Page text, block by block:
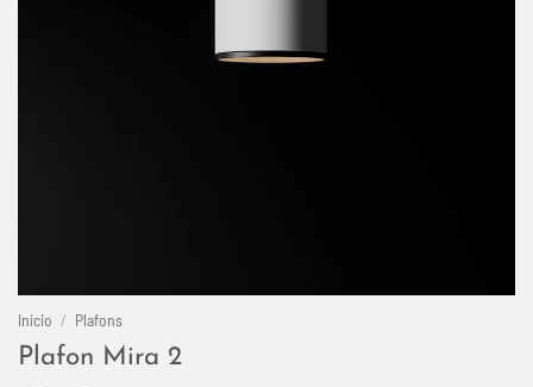
Início / Plafons
Plafon Mira 2